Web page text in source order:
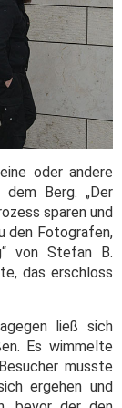
oder andere
Berg. „Der
sparen und
den Fotografen,
von Stefan B.
das erschloss
ließ sich
Es wimmelte
musste
ergehen und